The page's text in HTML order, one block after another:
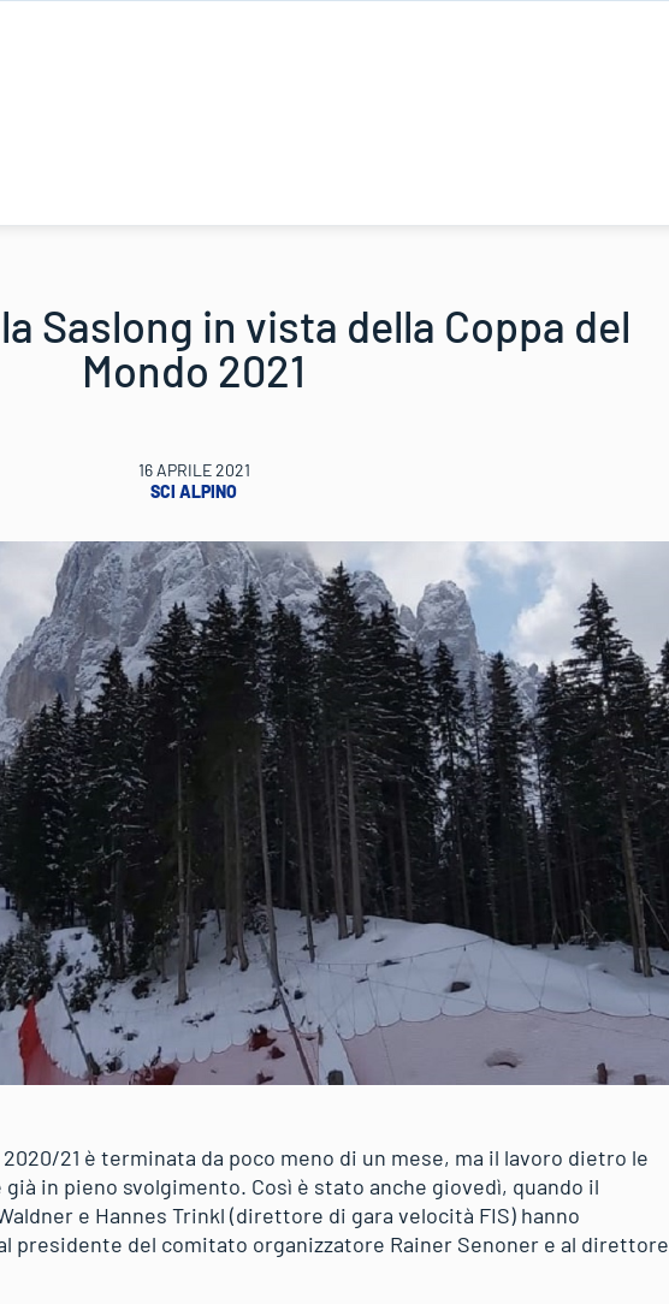
Saslong in vista della Coppa del
Mondo 2021
16 APRILE 2021
SCI ALPINO
21 è terminata da poco meno di un mese, ma il lavoro dietro le
in pieno svolgimento. Così è stato anche giovedì, quando il
e Hannes Trinkl (direttore di gara velocità FIS) hanno
presidente del comitato organizzatore Rainer Senoner e al direttore